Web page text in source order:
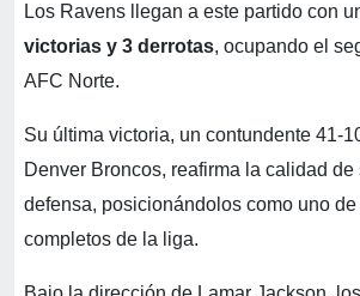
Los Ravens llegan a este partido con
victorias y 3 derrotas, ocupando el
AFC Norte.
Su última victoria, un contundente 41-
Denver Broncos, reafirma la calidad de
defensa, posicionándolos como uno
completos de la liga.